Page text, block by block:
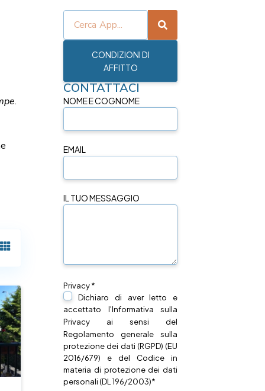
.
CONDIZIONI DI
AFFITTO
CONTATTACI
NOME E COGNOME
EMAIL
IL TUO MESSAGGIO
Privacy *
Dichiaro di aver letto e
accettato l'Informativa sulla
Privacy ai sensi del
Regolamento generale sulla
protezione dei dati (RGPD) (EU
2016/679) e del Codice in
materia di protezione dei dati
personali (DL 196/2003)*